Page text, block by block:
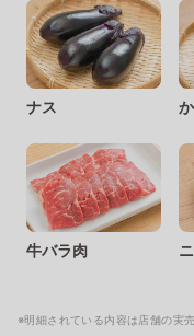
ナス
牛バラ肉
※明細されている内容は店舗の実